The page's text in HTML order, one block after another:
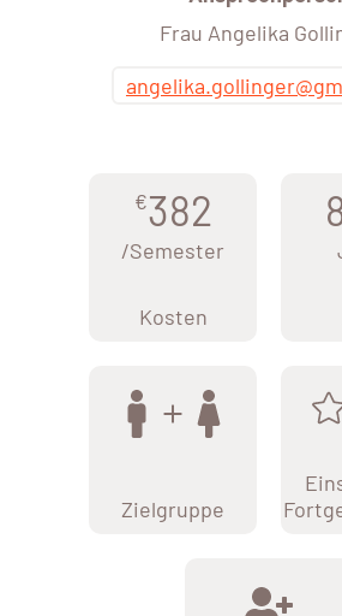
Frau Angelika
€382
/Semester
Kosten
Zielgruppe